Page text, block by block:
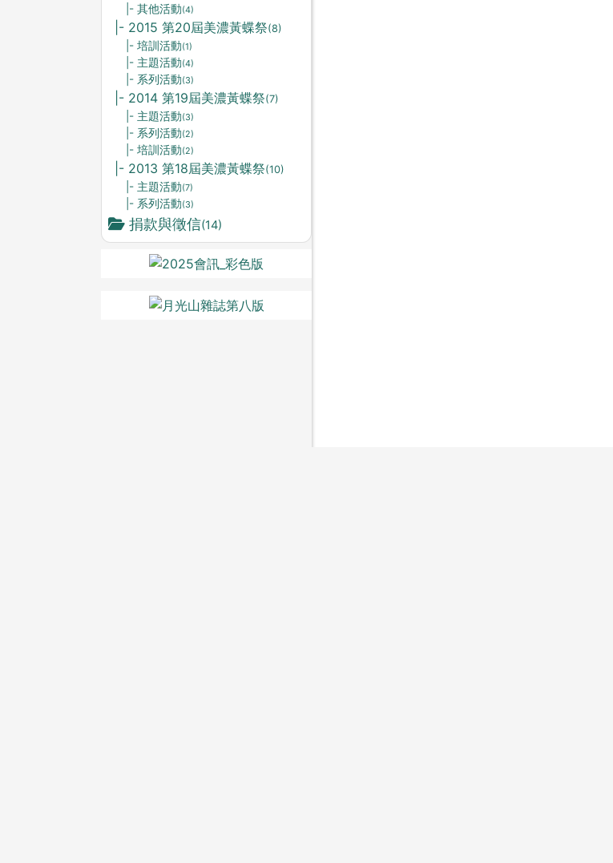
|- 其他活動(4)
|- 2015 第20屆美濃黃蝶祭(8)
|- 培訓活動(1)
|- 主題活動(4)
|- 系列活動(3)
|- 2014 第19屆美濃黃蝶祭(7)
|- 主題活動(3)
|- 系列活動(2)
|- 培訓活動(2)
|- 2013 第18屆美濃黃蝶祭(10)
|- 主題活動(7)
|- 系列活動(3)
捐款與徵信(14)